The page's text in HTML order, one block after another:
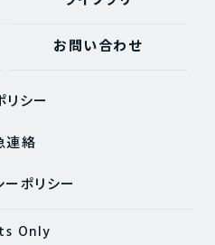
お問い合わせ
シー
連絡
ポリシー
Only